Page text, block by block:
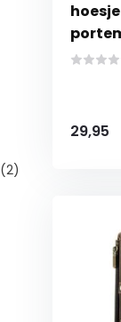
(2)
29,95